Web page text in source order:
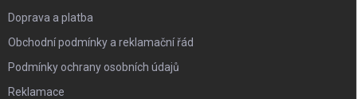
Doprava a platba
Obchodní podmínky a reklamační řád
Podmínky ochrany osobních údajů
Reklamace